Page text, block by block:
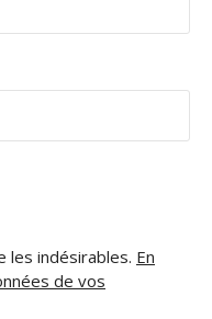
les indésirables. En
de vos